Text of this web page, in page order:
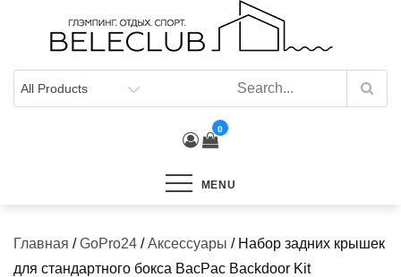
0
MENU
Главная /GoPro24 /Аксессуары / Набор задних крышек
для стандартного бокса BacPac Backdoor Kit